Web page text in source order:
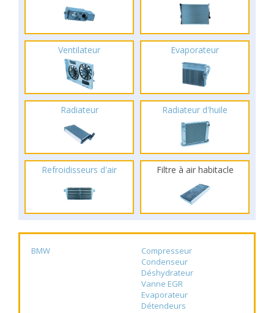
Ventilateur Evaporateur
Radiateur Radiateur d'huile
Refroidisseurs d'air Filtre à air habitacle
BMW
Compresseur
Condenseur
Déshydrateur
Vanne EGR
Evaporateur
Détendeurs